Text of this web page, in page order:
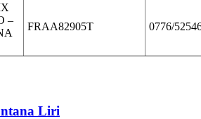
–
FRAA82905T 0776/
Liri